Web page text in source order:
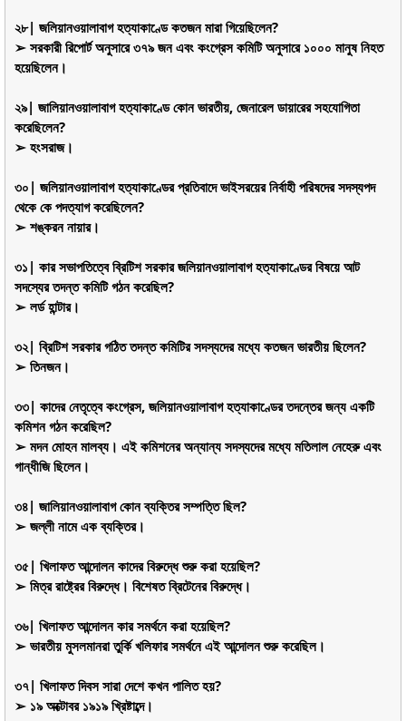
২৮| জলিয়ানওয়ালাবাগ হত্যাকাণ্ডে কতজন মারা গিয়েছিলেন?
➢ সরকারী রিপোর্ট অনুসারে ৩৭৯ জন এবং কংগ্রেস কমিটি অনুসারে ১০০০ মানুষ নিহত
হয়েছিলেন।
২৯| জালিয়ানওয়ালাবাগ হত্যাকাণ্ডে কোন ভারতীয়, জেনারেল ডায়ারের সহযোগিতা
করেছিলেন?
➢ হংসরাজ।
৩০| জলিয়ানওয়ালাবাগ হত্যাকাণ্ডের প্রতিবাদে ভাইসরয়ের নির্বাহী পরিষদের সদস্যপদ
থেকে কে পদত্যাগ করেছিলেন?
➢ শঙ্করন নায়ার।
৩১| কার সভাপতিত্বে ব্রিটিশ সরকার জলিয়ানওয়ালাবাগ হত্যাকাণ্ডের বিষয়ে আট
সদস্যের তদন্ত কমিটি গঠন করেছিল?
➢ লর্ড হান্টার।
৩২| ব্রিটিশ সরকার গঠিত তদন্ত কমিটির সদস্যদের মধ্যে কতজন ভারতীয় ছিলেন?
➢ তিনজন।
৩৩| কাদের নেতৃত্বে কংগ্রেস, জলিয়ানওয়ালাবাগ হত্যাকাণ্ডের তদন্তের জন্য একটি
কমিশন গঠন করেছিল?
➢ মদন মোহন মালব্য। এই কমিশনের অন্যান্য সদস্যদের মধ্যে মতিলাল নেহেরু এবং
গান্ধীজি ছিলেন।
৩৪| জালিয়ানওয়ালাবাগ কোন ব্যক্তির সম্পত্তি ছিল?
➢ জল্লী নামে এক ব্যক্তির।
৩৫| খিলাফত আন্দোলন কাদের বিরুদ্ধে শুরু করা হয়েছিল?
➢ মিত্র রাষ্ট্রের বিরুদ্ধে। বিশেষত ব্রিটেনের বিরুদ্ধে।
৩৬| খিলাফত আন্দোলন কার সমর্থনে করা হয়েছিল?
➢ ভারতীয় মুসলমানরা তুর্কি খলিফার সমর্থনে এই আন্দোলন শুরু করেছিল।
৩৭| খিলাফত দিবস সারা দেশে কখন পালিত হয়?
➢ ১৯ অক্টোবর ১৯১৯ খ্রিষ্টাব্দে।